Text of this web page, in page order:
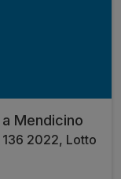
Mendicino
2022, Lotto